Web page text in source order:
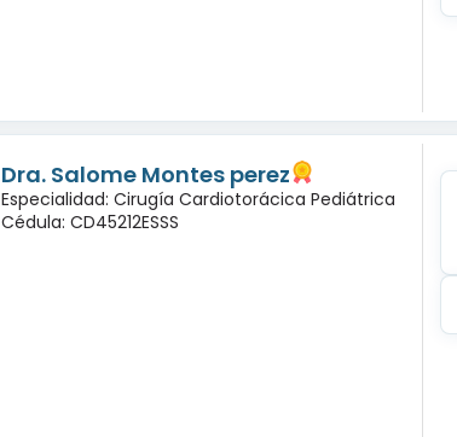
Dra. Salome Montes perez
Especialidad: Cirugía Cardiotorácica Pediátrica
Cédula: CD45212ESSS